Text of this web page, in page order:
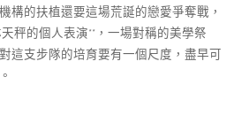
構的扶植還要這場荒誕的戀愛爭奪戰，
秤的個人表演**，一場對稱的美學祭
這支步隊的培育要有一個尺度，盡早可